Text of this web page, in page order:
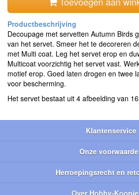
Decoupage met servetten Autumn Birds
van het servet. Smeer het te decoreren
met Multi coat. Leg het servet erop en
Multicoat voorzichtig het servet vast.
motief erop. Goed laten drogen en twee
voor bescherming.
Het servet bestaat uit 4 afbeelding van
Klantenservice
Onze
Herroepingsrecht en